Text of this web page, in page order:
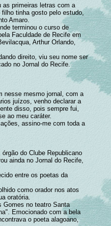
as primeiras letras com a
tinha gosto pelo estudo,
Amaro.
terminou o curso de
Faculdade de Recife em
Arthur Orlando,
direito, viu seu nome ser
no Jornal do Recife.
nesse mesmo jornal, com a
juízos, venho declarar a
disso, pois sempre fui,
ao meu caráter.
assino-me com toda a
do Clube Republicano
ainda no Jornal do Recife,
entre os poetas da
como orador nos atos
oratória.
Gomes no teatro Santa
Emocionado com a bela
o poeta alagoano,